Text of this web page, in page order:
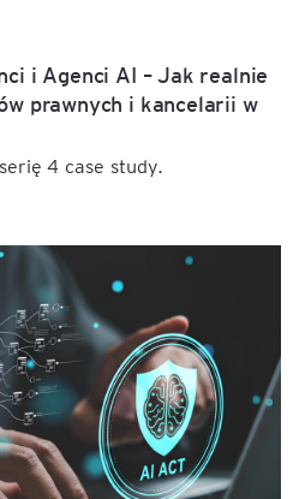
i Agenci AI – Jak realnie
prawnych i kancelarii w
4 case study.